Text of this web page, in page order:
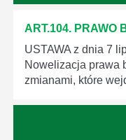
ART.104. PRAWO
USTAWA z dnia 7
Nowelizacja prawa
zmianami, które